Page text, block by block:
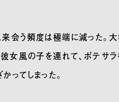
会う頻度は極端に減った。
女風の子を連れて、ポテサ
ってしまった。